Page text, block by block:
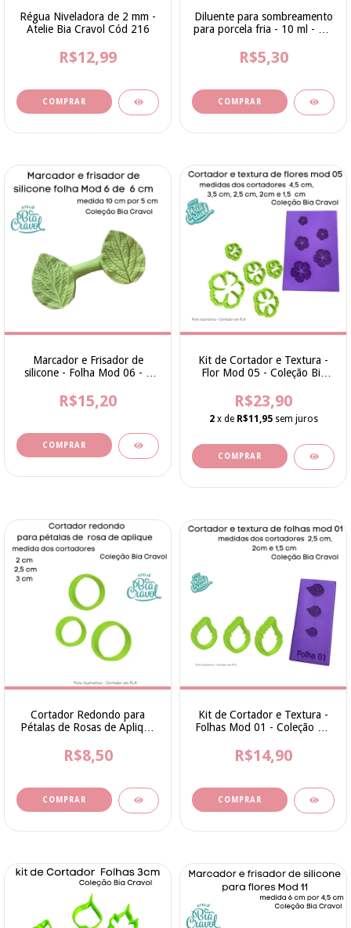
Régua Niveladora de 2 mm -
Atelie Bia Cravol Cód 216
R$12,99
Diluente para sombreamento
para porcela fria - 10 ml - Bia
R$5,30
Marcador e Frisador de
silicone - Folha Mod 06 - 6
R$15,20
Kit de Cortador e Textura -
Flor Mod 05 - Coleção Bia
R$23,90
2 x de R$11,95 sem juros
Cortador Redondo para
Pétalas de Rosas de Aplique
R$8,50
Kit de Cortador e Textura -
Folhas Mod 01 - Coleção Bia
R$14,90